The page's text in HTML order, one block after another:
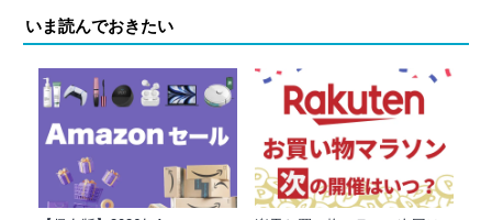
いま読んでおきたい